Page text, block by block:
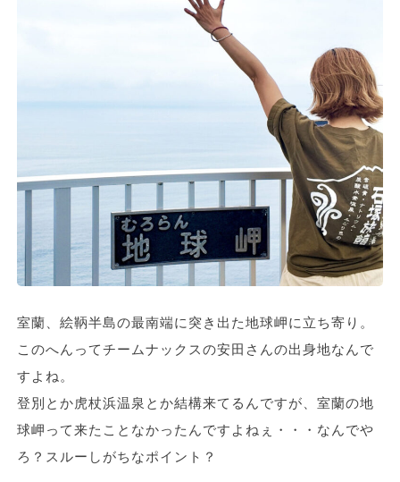
室蘭、絵鞆半島の最南端に突き出た地球岬に立ち寄り。
このへんってチームナックスの安田さんの出身地なんで
すよね。
登別とか虎杖浜温泉とか結構来てるんですが、室蘭の地
球岬って来たことなかったんですよねぇ・・・なんでや
ろ？スルーしがちなポイント？